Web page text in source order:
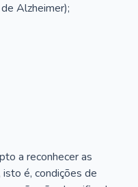
Alzheimer);
a reconhecer as
é, condições de